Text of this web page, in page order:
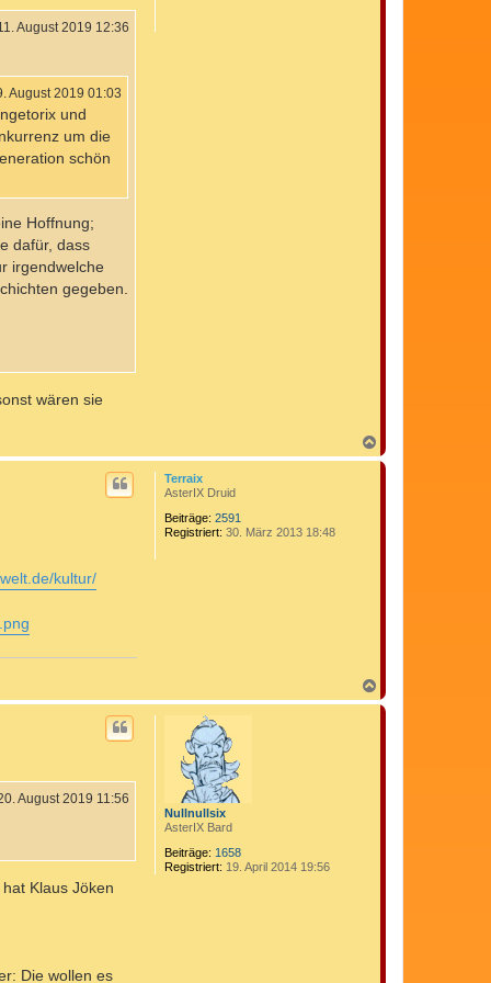
August 2019 12:36
August 2019 01:03
und
um die
schön
Hoffnung;
dafür, dass
irgendwelche
gegeben.
wären sie
a
c
Terraix
AsterIX Druid
Beiträge: 2591
Registriert: 30. März 2013 18:48
kultur/
a
c
Nullnullsix
AsterIX Bard
Beiträge: 1658
Registriert: 19. April 2014 19:56
August 2019 11:56
Klaus Jöken
Die wollen es